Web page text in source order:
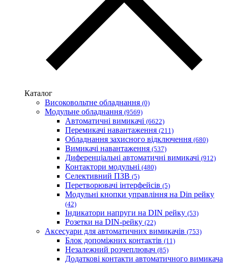
АС Привод (Україна)
АСКО-УКРЕМ (Україна)
Запорізький завод кольорових металів (ЗЗКМ)
Каблекс Одеса
Мегомметр (Україна)
Промфактор
Термофіт
Укренерго-Альянс (Україна)
Каталог
Високовольтне обладнання (0)
Модульне обладнання (9569)
Автоматичні вимикачі (6622)
Перемикачі навантаження (211)
Обладнання захисного відключення (680)
Вимикачі навантаження (537)
Диференціальні автоматичні вимикачі (912)
Контактори модульні (480)
Селективний ПЗВ (5)
Перетворювачі інтерфейсів (5)
Модульні кнопки управління на Din рейку
(42)
Індикатори напруги на DIN рейку (53)
Розетки на DIN-рейку (22)
Аксесуари для автоматичних вимикачів (753)
Блок допоміжних контактів (11)
Незалежний розчеплювач (85)
Додаткові контакти автоматичного вимикача